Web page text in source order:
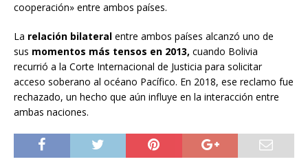
cooperación» entre ambos países.
La relación bilateral entre ambos países alcanzó uno de
sus momentos más tensos en 2013, cuando Bolivia
recurrió a la Corte Internacional de Justicia para solicitar
acceso soberano al océano Pacífico. En 2018, ese reclamo fue
rechazado, un hecho que aún influye en la interacción entre
ambas naciones.